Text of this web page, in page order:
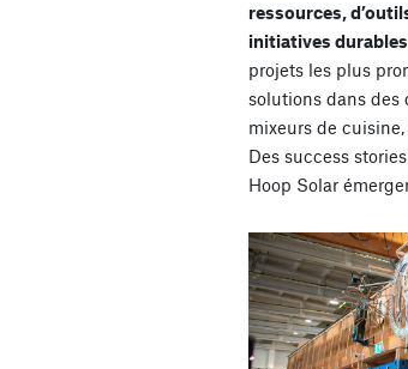
ressources,
initiatives durables
projets les plus
solutions dans des
mixeurs de
Des success
Hoop Solar